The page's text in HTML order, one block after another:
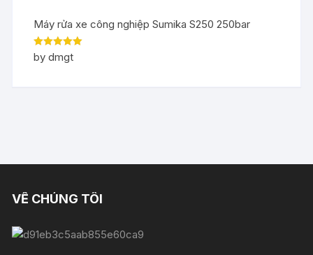
Máy rửa xe công nghiệp Sumika S250 250bar
Rated5out
of 5
by dmgt
VỀ CHÚNG TÔI